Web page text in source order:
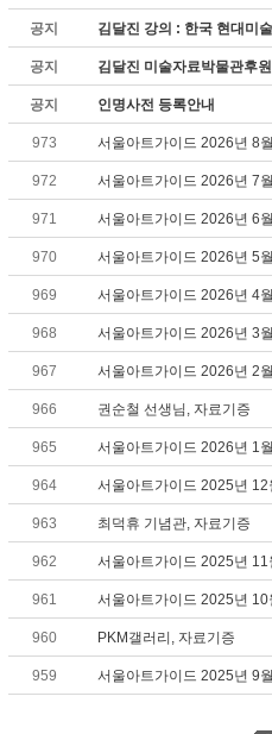
공지 김달진 강의 : 한국 현대미
공지 김달진 미술자료박물관후
공지 인명사전 등록안내
973 서울아트가이드 2026년 8
972 서울아트가이드 2026년 7
971 서울아트가이드 2026년 6
970 서울아트가이드 2026년 5
969 서울아트가이드 2026년 4
968 서울아트가이드 2026년 3
967 서울아트가이드 2026년 2
966 권순철 선생님, 자료기증
965 서울아트가이드 2026년 1
964 서울아트가이드 2025년 12
963 최덕휴 기념관, 자료기증
962 서울아트가이드 2025년 11
961 서울아트가이드 2025년 10
960 PKM갤러리, 자료기증
959 서울아트가이드 2025년 9